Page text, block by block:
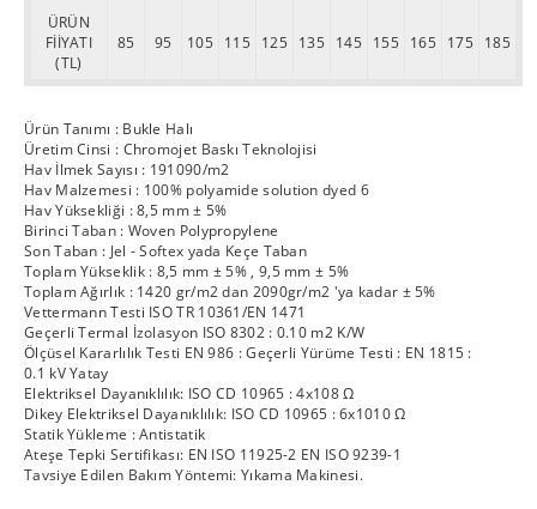
ÜRÜN
FİİYATI
(TL)
85 95 105 115 125 135 145 155 165 175 185
Ürün Tanımı : Bukle Halı
Üretim Cinsi : Chromojet Baskı Teknolojisi
Hav İlmek Sayısı : 191090/m2
Hav Malzemesi : 100% polyamide solution dyed 6
Hav Yüksekliği : 8,5 mm ± 5%
Birinci Taban : Woven Polypropylene
Son Taban : Jel - Softex yada Keçe Taban
Toplam Yükseklik : 8,5 mm ± 5% , 9,5 mm ± 5%
Toplam Ağırlık : 1420 gr/m2 dan 2090gr/m2 'ya kadar ± 5%
Vettermann Testi ISO TR 10361/EN 1471
Geçerli Termal İzolasyon ISO 8302 : 0.10 m2 K/W
Ölçüsel Kararlılık Testi EN 986 : Geçerli Yürüme Testi : EN 1815 :
0.1 kV Yatay
Elektriksel Dayanıklılık: ISO CD 10965 : 4x108 Ω
Dikey Elektriksel Dayanıklılık: ISO CD 10965 : 6x1010 Ω
Statik Yükleme : Antistatik
Ateşe Tepki Sertifikası: EN ISO 11925-2 EN ISO 9239-1
Tavsiye Edilen Bakım Yöntemi: Yıkama Makinesi.